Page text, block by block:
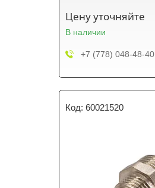
Цену уточняйте
В наличии
+7 (778) 048-48-40
60021520